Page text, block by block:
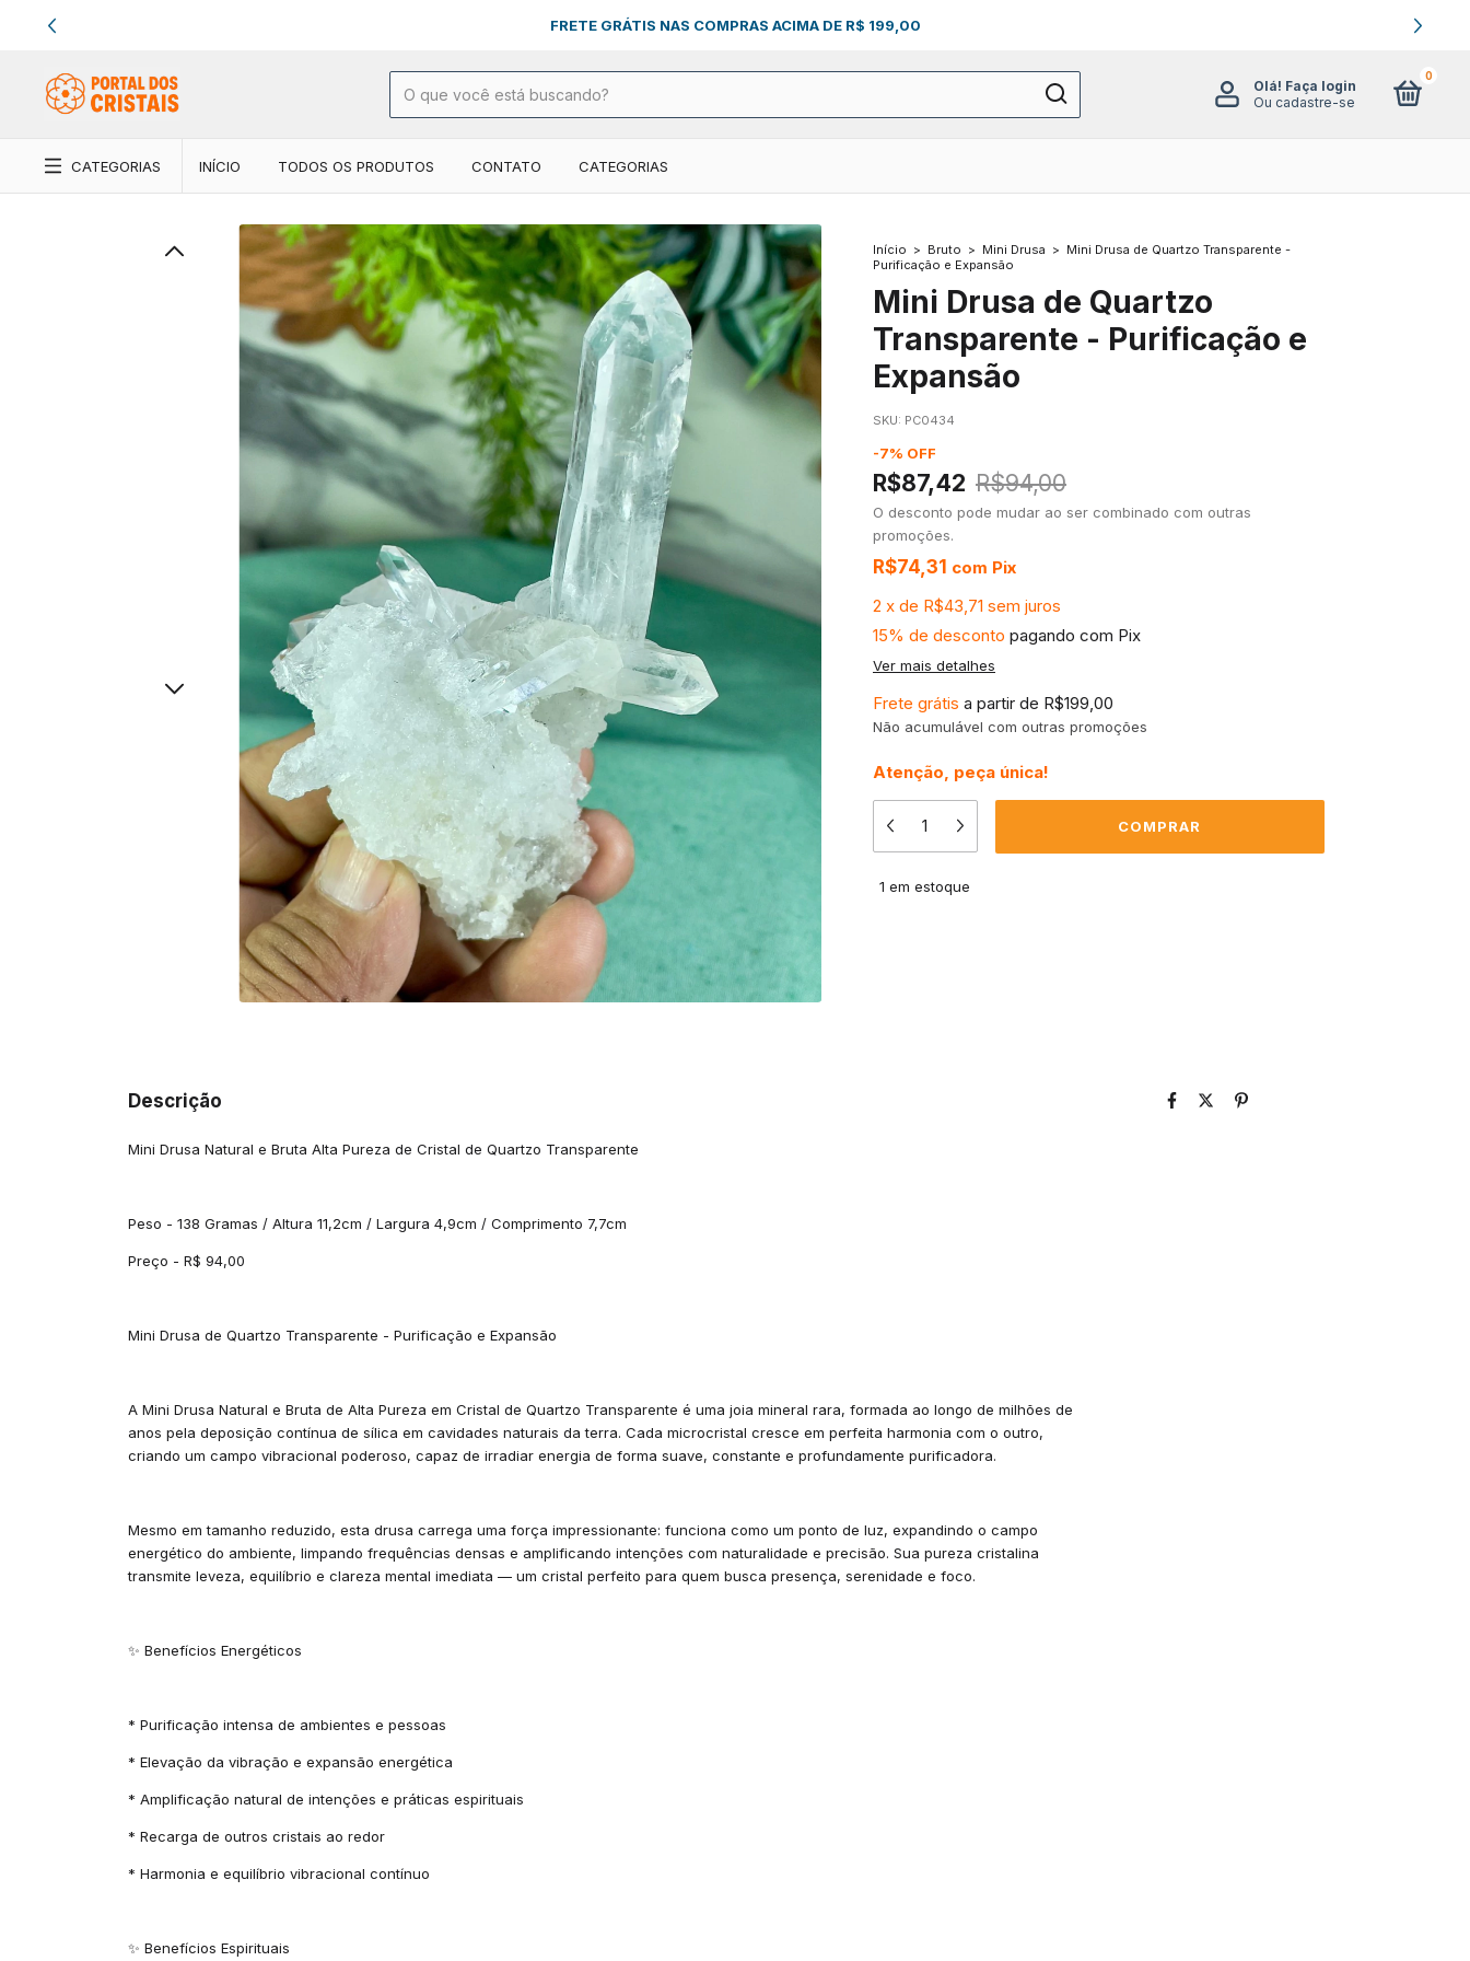
FRETE GRÁTIS NAS COMPRAS ACIMA DE R$ 199,00
Olá! Faça login
Ou cadastre-se
0
CATEGORIAS INÍCIO TODOS OS PRODUTOS CONTATO CATEGORIAS
Início > Bruto > Mini Drusa > Mini Drusa de Quartzo Transparente -
Purificação e Expansão
Mini Drusa de Quartzo
Transparente - Purificação e
Expansão
SKU: PC0434
-7% OFF
R$87,42 R$94,00
O desconto pode mudar ao ser combinado com outras
promoções.
R$74,31 com Pix
2 x de R$43,71 sem juros
15% de desconto pagando com Pix
Ver mais detalhes
Frete grátis a partir de R$199,00
Não acumulável com outras promoções
Atenção, peça única!
1 em estoque
Descrição
Mini Drusa Natural e Bruta Alta Pureza de Cristal de Quartzo Transparente
Peso - 138 Gramas / Altura 11,2cm / Largura 4,9cm / Comprimento 7,7cm
Preço - R$ 94,00
Mini Drusa de Quartzo Transparente - Purificação e Expansão
A Mini Drusa Natural e Bruta de Alta Pureza em Cristal de Quartzo Transparente é uma joia mineral rara, formada ao longo de milhões de
anos pela deposição contínua de sílica em cavidades naturais da terra. Cada microcristal cresce em perfeita harmonia com o outro,
criando um campo vibracional poderoso, capaz de irradiar energia de forma suave, constante e profundamente purificadora.
Mesmo em tamanho reduzido, esta drusa carrega uma força impressionante: funciona como um ponto de luz, expandindo o campo
energético do ambiente, limpando frequências densas e amplificando intenções com naturalidade e precisão. Sua pureza cristalina
transmite leveza, equilíbrio e clareza mental imediata — um cristal perfeito para quem busca presença, serenidade e foco.
✨ Benefícios Energéticos
* Purificação intensa de ambientes e pessoas
* Elevação da vibração e expansão energética
* Amplificação natural de intenções e práticas espirituais
* Recarga de outros cristais ao redor
* Harmonia e equilíbrio vibracional contínuo
✨ Benefícios Espirituais